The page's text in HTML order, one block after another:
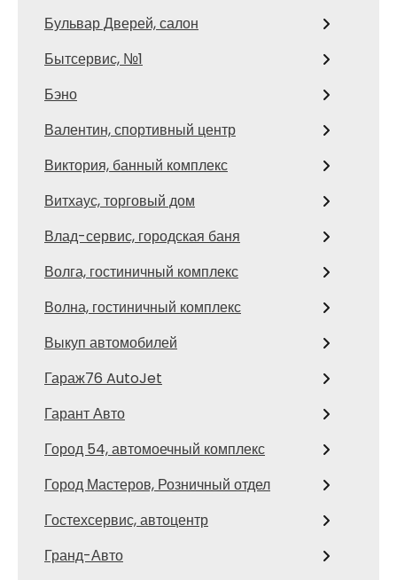
Бульвар Дверей, салон
Бытсервис, №1
Бэно
Валентин, спортивный центр
Виктория, банный комплекс
Витхаус, торговый дом
Влад-сервис, городская баня
Волга, гостиничный комплекс
Волна, гостиничный комплекс
Выкуп автомобилей
Гараж76 AutoJet
Гарант Авто
Город 54, автомоечный комплекс
Город Мастеров, Розничный отдел
Гостехсервис, автоцентр
Гранд-Авто